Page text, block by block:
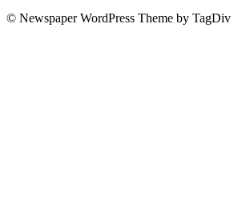
© Newspaper WordPress Theme by TagDiv